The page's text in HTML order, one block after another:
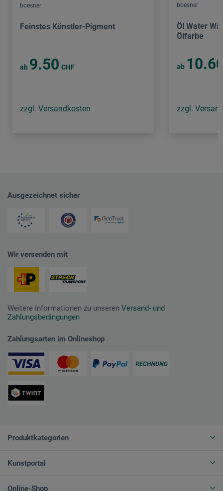
boesner
Feinstes Künstler-Pigment
ab 9.50 CHF
zzgl. Versandkosten
boesner
Öl Water
Ölfarbe
ab
zzgl.
Ausgezeichnet sicher
Wir versenden mit
Weitere Informationen zu unseren Versand- und
Zahlungsbedingungen
Zahlungsarten im Onlineshop
Produktkategorien
Kunstportal
Online-Shop